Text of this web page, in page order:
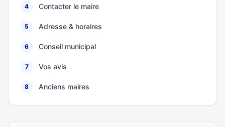
4 Contacter le maire
5 Adresse & horaires
6 Conseil municipal
7 Vos avis
8 Anciens maires